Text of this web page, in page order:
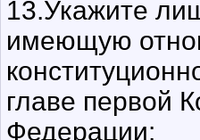
13.Укажите
имеющую
главе первой
Федерации: